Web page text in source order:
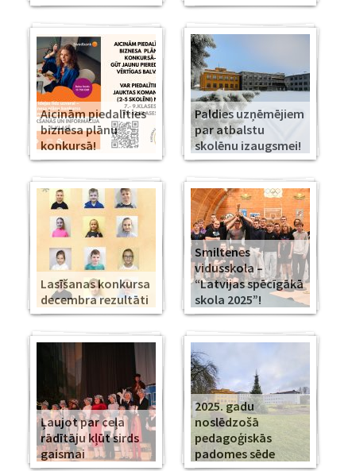
Aicinām piedalīties
biznesa plānu
konkursā!
Paldies uzņēmējiem
par atbalstu
skolēnu izaugsmei!
Lasīšanas konkursa
decembra rezultāti
Smiltenes
vidusskola –
“Latvijas spēcīgākā
skola 2025”!
Ļaujot par ceļa
rādītāju kļūt sirds
gaismai
2025. gadu
noslēdzošā
pedagoģiskās
padomes sēde